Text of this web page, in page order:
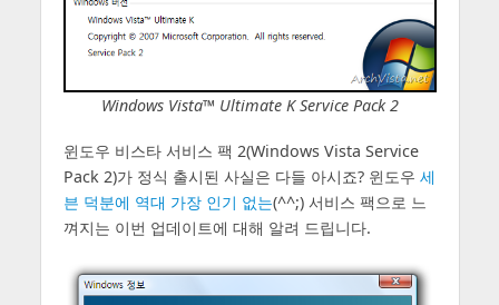
Windows Vista™ Ultimate K Service Pack 2
윈도우 비스타 서비스 팩 2(Windows Vista Service
Pack 2)가 정식 출시된 사실은 다들 아시죠? 윈도우 세
븐 덕분에 역대 가장 인기 없는(^^;) 서비스 팩으로 느
껴지는 이번 업데이트에 대해 알려 드립니다.